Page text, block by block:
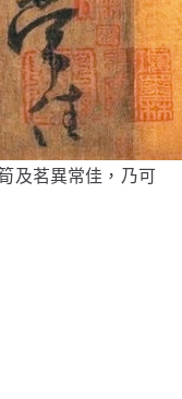
及茗異常佳，乃可